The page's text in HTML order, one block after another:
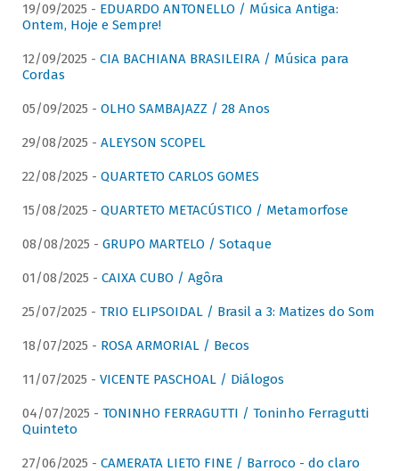
19/09/2025 - EDUARDO ANTONELLO / Música Antiga:
Ontem, Hoje e Sempre!
12/09/2025 - CIA BACHIANA BRASILEIRA / Música para
Cordas
05/09/2025 - OLHO SAMBAJAZZ / 28 Anos
29/08/2025 - ALEYSON SCOPEL
22/08/2025 - QUARTETO CARLOS GOMES
15/08/2025 - QUARTETO METACÚSTICO / Metamorfose
08/08/2025 - GRUPO MARTELO / Sotaque
01/08/2025 - CAIXA CUBO / Agôra
25/07/2025 - TRIO ELIPSOIDAL / Brasil a 3: Matizes do Som
18/07/2025 - ROSA ARMORIAL / Becos
11/07/2025 - VICENTE PASCHOAL / Diálogos
04/07/2025 - TONINHO FERRAGUTTI / Toninho Ferragutti
Quinteto
27/06/2025 - CAMERATA LIETO FINE / Barroco - do claro